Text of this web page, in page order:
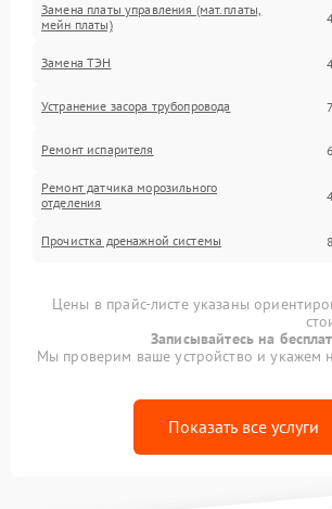
Замена платы управления (мат.платы,
мейн платы)
Замена ТЭН
Устранение засора трубопровода
Ремонт испарителя
Ремонт датчика морозильного
отделения
Прочистка дренажной системы
Цены в прайс-листе указаны
Записывайтесь на
Мы проверим ваше устройство и укажем
Показать все услуги